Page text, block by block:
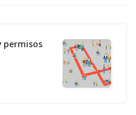
permisos